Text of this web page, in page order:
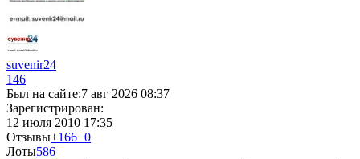
suvenir24
146
Был на сайте:7 авг 2026 08:37
Зарегистрирован:
12 июля 2010 17:35
Отзывы+166−0
Лоты586